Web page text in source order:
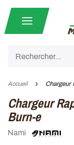
Accueil Chargeur
Chargeur
Burn-e
Nami